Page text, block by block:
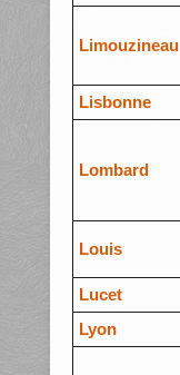
Limouzineau
Lisbonne
Lombard
Louis
Lucet
Lyon